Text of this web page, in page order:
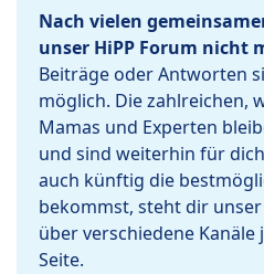
Nach vielen
unser HiPP Forum nicht
Beiträge oder Antworten
möglich. Die zahlreichen,
Mamas und Experten
und sind weiterhin für
auch künftig die
bekommst, steht dir unser
über verschiedene
Seite.